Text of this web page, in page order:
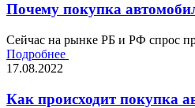
Почему покупка
Сейчас на рынке РБ и РФ спрос
Подробнее
17.08.2022
Как происходит покупка